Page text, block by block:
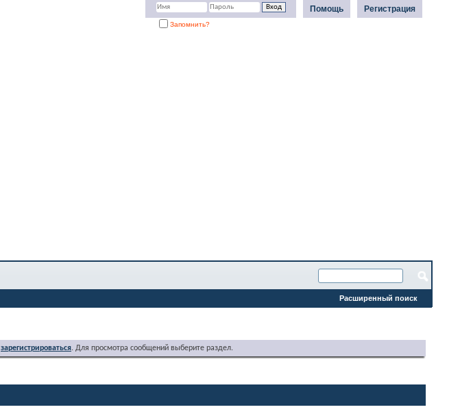
Регистрация
Помощь
Запомнить?
Расширенный поиск
зарегистрироваться. Для просмотра сообщений выберите раздел.